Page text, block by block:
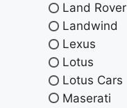
Land Rover
Landwind
Lexus
Lotus
Lotus Cars
Maserati